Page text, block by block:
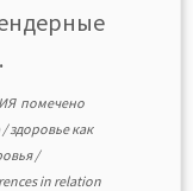
восприятие
ценности,
поведение у
помечено
/здоровье как
/
in relation